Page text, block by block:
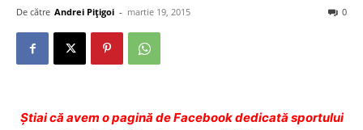
De către Andrei Pițigoi - martie 19, 2015 0
Ştiai că avem o pagină de Facebook dedicată sportului